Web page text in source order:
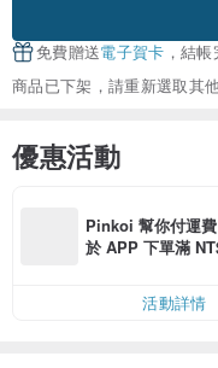
免費贈送電子賀卡 ，結
商品已下架，請重新選取其
優惠活動
Pinkoi 幫你付運
於 APP 下單滿
活動詳情